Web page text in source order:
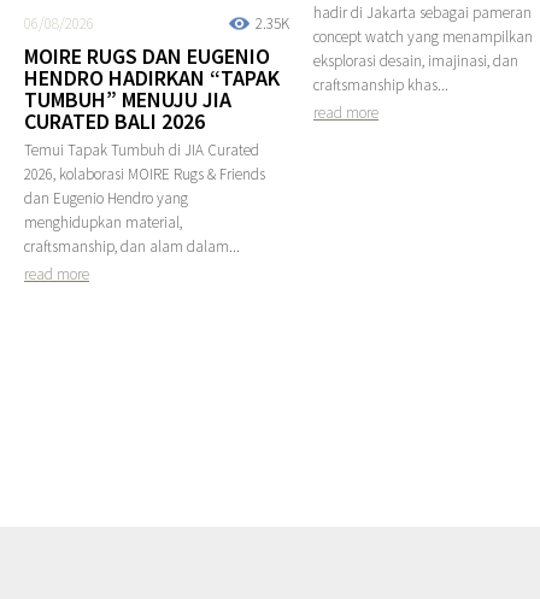
2.35K
06/08/2026
MOIRE RUGS DAN EUGENIO
HENDRO HADIRKAN “TAPAK
TUMBUH” MENUJU JIA
CURATED BALI 2026
Temui Tapak Tumbuh di JIA Curated
2026, kolaborasi MOIRE Rugs & Friends
dan Eugenio Hendro yang
menghidupkan material,
craftsmanship, dan alam dalam...
read more
hadir di Jakarta sebagai pameran
concept watch yang menampilkan
eksplorasi desain, imajinasi, dan
craftsmanship khas...
read more